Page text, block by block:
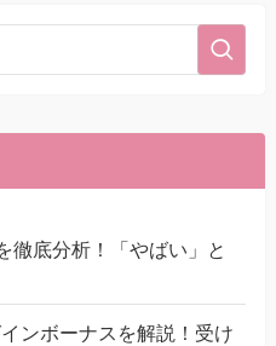
徹底分析！「やばい」と
ンボーナスを解説！受け